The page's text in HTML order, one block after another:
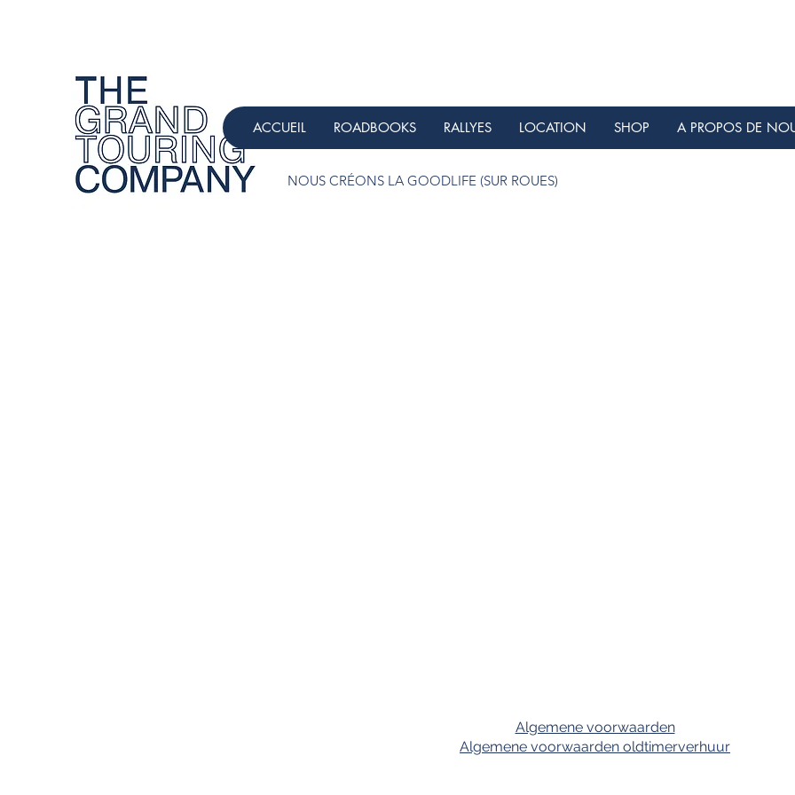
NOUS CRÉONS LA GOODLIFE (SUR ROUES)
ACCUEIL ROADBOOKS RALLYES LOCATION SHOP A PROPOS DE
Algemene voorwaarden
Algemene voorwaarden oldtimerverhuur